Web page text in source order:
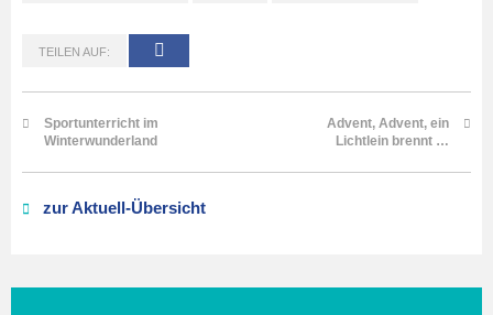
TEILEN AUF:
Sportunterricht im
Winterwunderland
Advent, Advent, ein
Lichtlein brennt …
zur Aktuell-Übersicht